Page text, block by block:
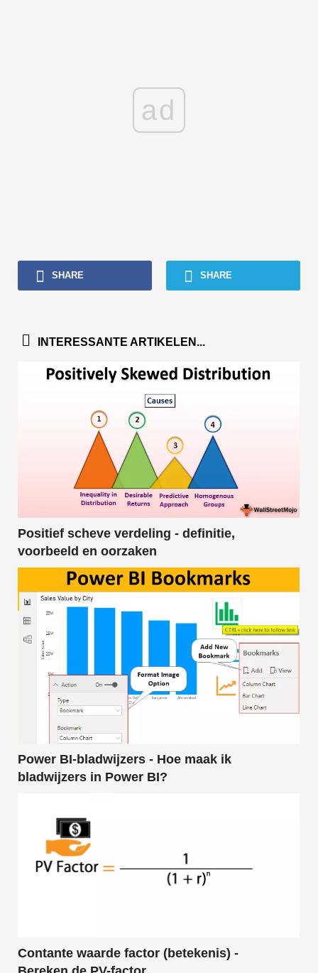
ad
SHARE SHARE
INTERESSANTE ARTIKELEN...
Positief scheve verdeling - definitie,
voorbeeld en oorzaken
Power BI-bladwijzers - Hoe maak ik
bladwijzers in Power BI?
Contante waarde factor (betekenis) -